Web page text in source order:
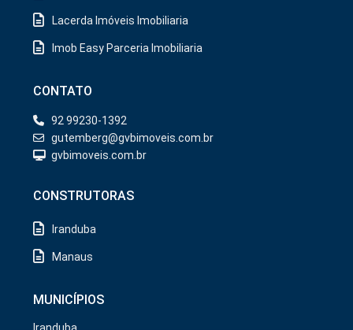
Lacerda Imóveis Imobiliaria
Imob Easy Parceria Imobiliaria
CONTATO
92 99230-1392
gutemberg@gvbimoveis.com.br
gvbimoveis.com.br
CONSTRUTORAS
Iranduba
Manaus
MUNICÍPIOS